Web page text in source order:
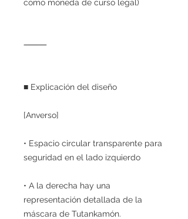
como moneda de curso legal)
⸻
■ Explicación del diseño
[Anverso]
• Espacio circular transparente para
seguridad en el lado izquierdo
• A la derecha hay una
representación detallada de la
máscara de Tutankamón.